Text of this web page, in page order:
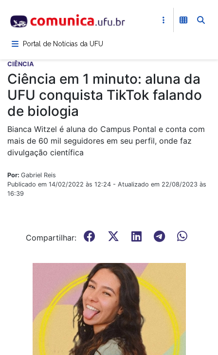
para
conteúdoPortal de Notícias da UFU
CIÊNCIA
Ciência em 1 minuto: aluna da
UFU conquista TikTok falando
de biologia
Bianca Witzel é aluna do Campus Pontal e conta com
mais de 60 mil seguidores em seu perfil, onde faz
divulgação científica
Por: Gabriel Reis
Publicado em 14/02/2022 às 12:24 - Atualizado em 22/08/2023 às
16:39
Compartilhar: